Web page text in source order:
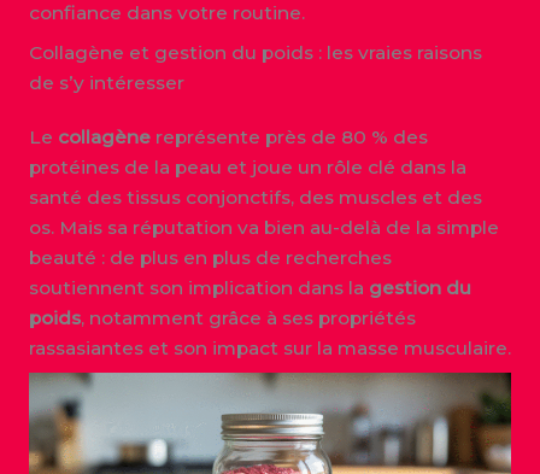
confiance dans votre routine.
Collagène et gestion du poids : les vraies raisons
de s’y intéresser
Le collagènereprésente près de 80 % des
protéines de la peau et joue un rôle clé dans la
santé des tissus conjonctifs, des muscles et des
os. Mais sa réputation va bien au-delà de la simple
beauté : de plus en plus de recherches
soutiennent son implication dans la gestion du
poids, notamment grâce à ses propriétés
rassasiantes et son impact sur la masse musculaire.